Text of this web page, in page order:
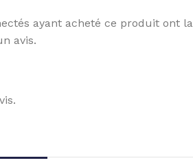
ayant acheté ce produit ont la
avis.